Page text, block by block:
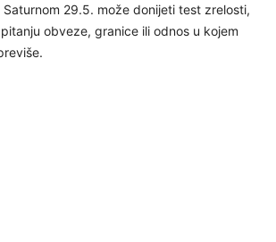
Saturnom 29.5. može donijeti test zrelosti,
obveze, granice ili odnos u kojem